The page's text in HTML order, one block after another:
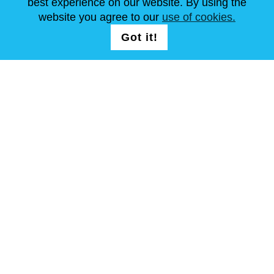
ARTÍCULOS FAQ
CONTÁCTANOS
website you agree to our use of cookies.
Got it!